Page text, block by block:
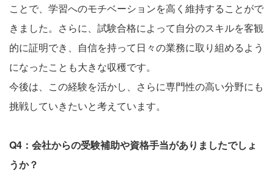
ことで、学習へのモチベーションを高く維持することがで
きました。さらに、試験合格によって自分のスキルを客観
的に証明でき、自信を持って日々の業務に取り組めるよう
になったことも大きな収穫です。
今後は、この経験を活かし、さらに専門性の高い分野にも
挑戦していきたいと考えています。
Q4：会社からの受験補助や資格手当がありましたでしょ
うか？